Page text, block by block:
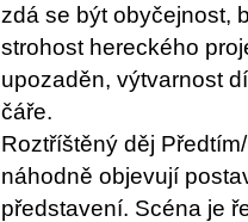
zdá se být obyčejnost,
strohost hereckého
upozaděn, výtvarnost
čáře.
Roztříštěný děj
náhodně objevují
představení. Scéna je